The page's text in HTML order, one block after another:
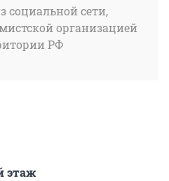
социальной сети,
организацией
РФ
этаж